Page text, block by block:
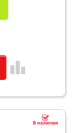
leaderboard